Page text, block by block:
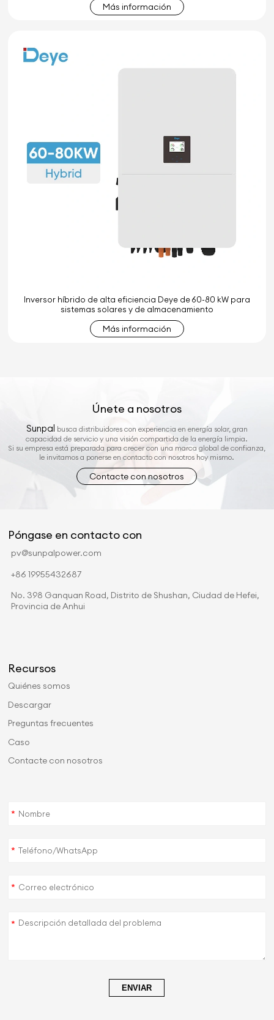
Más información
Inversor híbrido de alta eficiencia Deye de 60-80 kW para
sistemas solares y de almacenamiento
Más información
Únete a nosotros
Sunpal busca distribuidores con experiencia en energía solar, gran
capacidad de servicio y una visión compartida de la energía limpia.
Si su empresa está preparada para crecer con una marca global de confianza,
le invitamos a ponerse en contacto con nosotros hoy mismo.
Contacte con nosotros
Póngase en contacto con
pv@sunpalpower.com
+86 19955432687
No. 398 Ganquan Road, Distrito de Shushan, Ciudad de Hefei,
Provincia de Anhui
Recursos
Quiénes somos
Descargar
Preguntas frecuentes
Caso
Contacte con nosotros
*
*
*
*
ENVIAR